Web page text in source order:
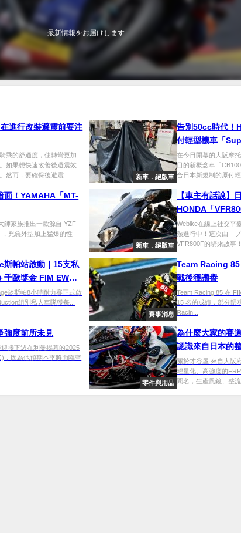
最新情報をお届けします
進行改裝避震前要注
乘的舒適度，使轉彎更加
如果想快速改善後避震效
然而，要確保後避震...
新車．絕版車
告別50cc時代！
付輕型機車「
車展正式曝光
在今日開幕的大阪摩
目的新概念車「
合日本新規制的原付
面！YAMAHA「MT-
師家族推出一款源自 YZF-
兇惡外型加上猛爆的性
新車．絕版車
【車主有話說】
HONDA「
Webike在線上社交平
熱進行中！這次由「
VFR800F的騎乘故事
帕站啟動｜15支私
千歐獎金 FIM EWC
於斯帕8小時耐力賽正式啟
組別私人車隊獲每...
賽事消息
Team Racing 85
戰後獲讚譽
Team Racing 85 在
15 名的成績，部分歸
Racin...
強度前所未見
接下週在利曼揭幕的2025
，因為他預期本季將面臨空
零件與用品
為什麼大家的賽
認識來自日本的
關於才谷屋 來自大阪
輕量化、高強度的
聞名，生產風鏡、整